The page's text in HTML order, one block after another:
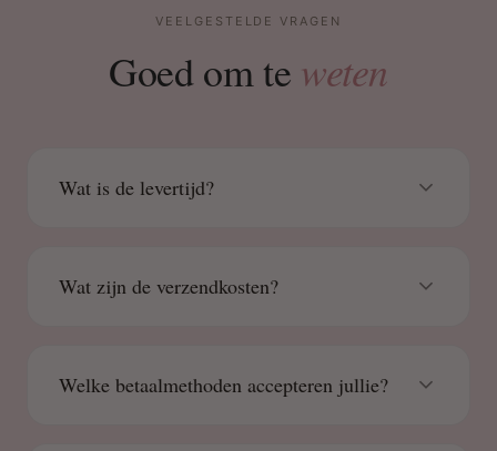
VEELGESTELDE VRAGEN
Goed om te weten
Wat is de levertijd?
Wat zijn de verzendkosten?
Welke betaalmethoden accepteren jullie?